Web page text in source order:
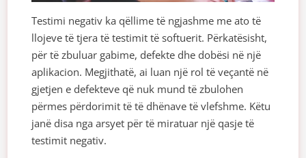
Testimi negativ ka qëllime të ngjashme me ato të
llojeve të tjera të testimit të softuerit. Përkatësisht,
për të zbuluar gabime, defekte dhe dobësi në një
aplikacion. Megjithatë, ai luan një rol të veçantë në
gjetjen e defekteve që nuk mund të zbulohen
përmes përdorimit të të dhënave të vlefshme. Këtu
janë disa nga arsyet për të miratuar një qasje të
testimit negativ.